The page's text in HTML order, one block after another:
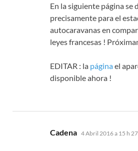
En la siguiente página se
precisamente para el
autocaravanas en
leyes francesas !
EDITAR : la páginael
disponible ahora !
Cadena dice:
4 Abril 2016 a 15 h